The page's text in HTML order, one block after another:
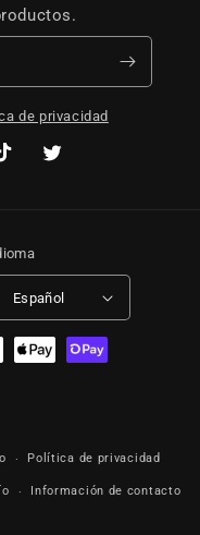
de privacidad
Twitter
Español
Política de privacidad
Información de contacto